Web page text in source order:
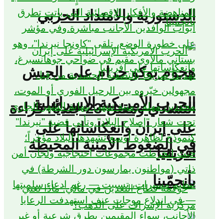
الدستورية والامتداد الحزبي
الحرب الأمريكية الإسرائيلية
على إيران وانعكاساتها على
افريقيا
هجوم بوكو حرام على الجيش
التشادي ومقتل 23 جنديًا: قراءة
في الضغوط الأمنية المحيطة
بأنجمّينا